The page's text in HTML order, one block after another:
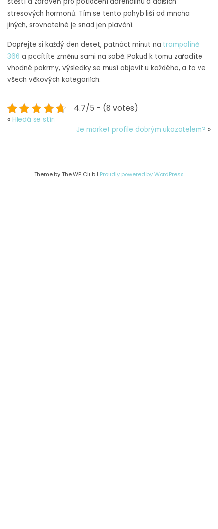
stresových hormonů. Tím se tento pohyb liší od mnoha
jiných, srovnatelné je snad jen plavání.
Dopřejte si každý den deset, patnáct minut na trampolíně
366 a pocítíte změnu sami na sobě. Pokud k tomu zařadíte
vhodné pokrmy, výsledky se musí objevit u každého, a to ve
všech věkových kategoriích.
4.7/5 - (8 votes)
« Hledá se stín
Je market profile dobrým ukazatelem? »
Theme by The WP Club | Proudly powered by WordPress